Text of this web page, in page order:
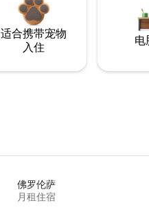
适合携带宠物
入住
电
佛罗伦萨
月租住宿